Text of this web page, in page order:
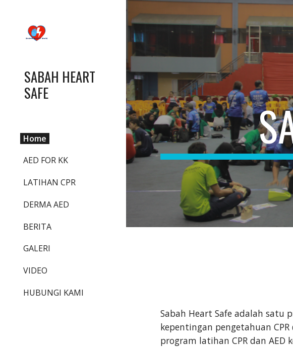
Skip to main content
SABAH HEART
SAFE
Home
AED FOR KK
LATIHAN CPR
DERMA AED
BERITA
GALERI
VIDEO
HUBUNGI KAMI
Sabah Heart Safe adalah satu
kepentingan pengetahuan
program latihan CPR dan AED